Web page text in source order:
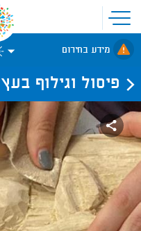
פתיחת
תפריט
אתר
תל-
מידע בחירום
פיסול וגילוף